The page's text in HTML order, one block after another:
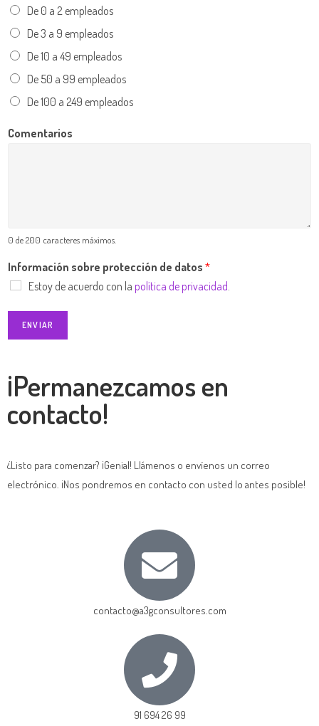
De 0 a 2 empleados
De 3 a 9 empleados
De 10 a 49 empleados
De 50 a 99 empleados
De 100 a 249 empleados
Comentarios
0 de 200 caracteres máximos.
Información sobre protección de datos *
Estoy de acuerdo con la política de privacidad.
ENVIAR
¡Permanezcamos en
contacto!
¿Listo para comenzar? ¡Genial! Llámenos o envíenos un correo
electrónico. ¡Nos pondremos en contacto con usted lo antes posible!
contacto@a3gconsultores.com
91 694 26 99